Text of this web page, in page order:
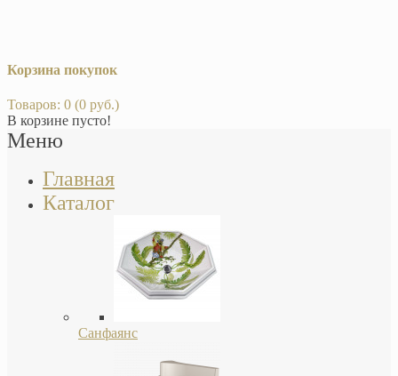
Корзина покупок
Товаров: 0 (0 руб.)
В корзине пусто!
Меню
Главная
Каталог
Санфаянс